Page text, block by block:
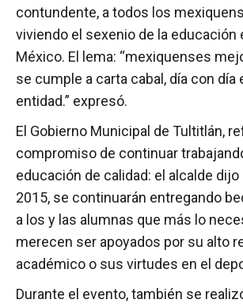
contundente, a todos los
viviendo el sexenio de la educación
México. El lema: “mexiquenses
se cumple a carta cabal, día con día
entidad.” expresó.
El Gobierno Municipal de Tultitlán,
compromiso de continuar
educación de calidad: el alcalde
2015, se continuarán entregando
a los y las alumnas que más lo
merecen ser apoyados por su alto
académico o sus virtudes en el
Durante el evento, también se